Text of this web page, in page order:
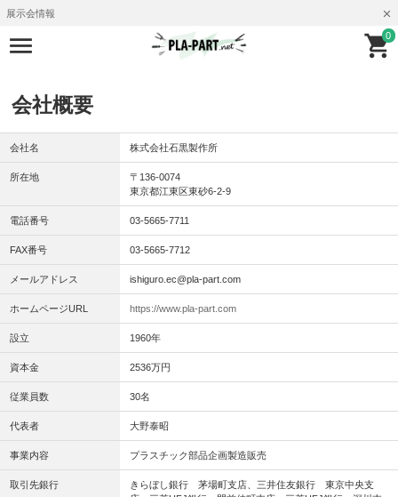
展示会情報
0
会社概要
会社名 株式会社石黒製作所
所在地
〒136-0074
東京都江東区東砂6-2-9
電話番号 03-5665-7711
FAX番号 03-5665-7712
メールアドレス ishiguro.ec@pla-part.com
ホームページURL https://www.pla-part.com
設立 1960年
資本金 2536万円
従業員数 30名
代表者 大野泰昭
事業内容 プラスチック部品企画製造販売
取引先銀行
きらぼし銀行 茅場町支店、三井住友銀行 東京中央支